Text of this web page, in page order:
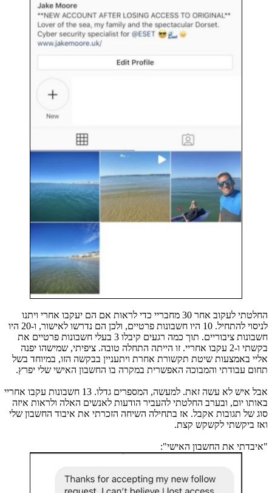
החלטתי לעקוב אחר 30 מחבריי כדי לראות אם הם יעקבו אחרי ויתנו
לניסוי להתחיל. 10 היו חשבונות פרטיים, ולכן הם נדרשו לאישור, ו-20 היו
חשבונות ציבוריים.
תוך כמה רגעים קיבלו 3 בעלי חשבונות פרטיים את
בקשתי ו-2 עקבו אחריי. זו הייתה התחלה טובה. ציפיתי, שמישהו יפנה
אליי באמצעות שיטת תקשורת אחרת ויתעניין בבקשה הזו, במיוחד בשל
תחום עבודתי והמבוכה האפשרית במקרה בו החשבון האישי שלי יפרץ.
אבל איש לא עשה זאת. למעשה, המספרים גדלו. 13 חשבונות עקבו אחריי
באותו יום, ובערב החלטתי להעביר הודעות לאנשים האלה ולראות איזה
סוג של תגובות אקבל. אז בתחילה השיחה הזכרתי את איבוד החשבון שלי
ואז ביקשתי לקשקש קצת.
"איבדתי את החשבון האישי":